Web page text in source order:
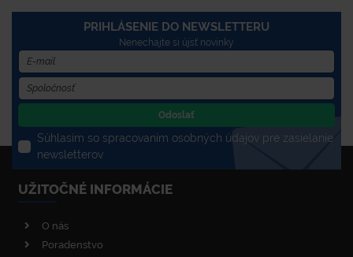
PRIHLÁSENIE DO NEWSLETTERU
Nenechajte si újsť novinky
Odoslať
Súhlasím so spracovaním osobných údajov pre zasielanie
newsletterov
UŽITOČNÉ INFORMÁCIE
O nás
Poradenstvo